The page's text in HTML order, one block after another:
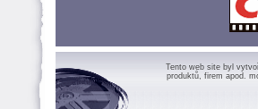
Tento web site byl
produktů, firem apod.